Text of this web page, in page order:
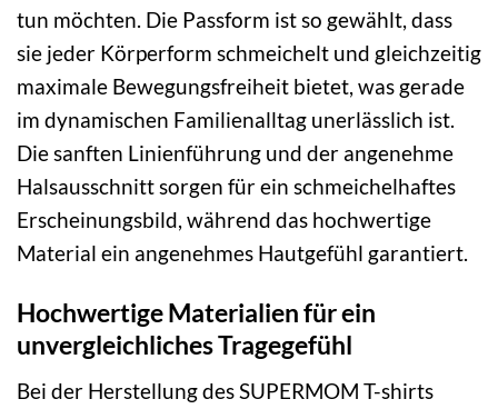
tun möchten. Die Passform ist so gewählt, dass
sie jeder Körperform schmeichelt und gleichzeitig
maximale Bewegungsfreiheit bietet, was gerade
im dynamischen Familienalltag unerlässlich ist.
Die sanften Linienführung und der angenehme
Halsausschnitt sorgen für ein schmeichelhaftes
Erscheinungsbild, während das hochwertige
Material ein angenehmes Hautgefühl garantiert.
Hochwertige Materialien für ein
unvergleichliches Tragegefühl
Bei der Herstellung des SUPERMOM T-shirts